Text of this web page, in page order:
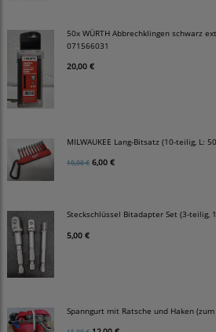
50x WÜRTH Abbrechklingen schwarz
071566031
20,00 €
MILWAUKEE Lang-Bitsatz (10-teilig, L:
10,00 € 6,00 €
Steckschlüssel Bitadapter Set (3-teilig,
5,00 €
Spanngurt mit Ratsche und Haken